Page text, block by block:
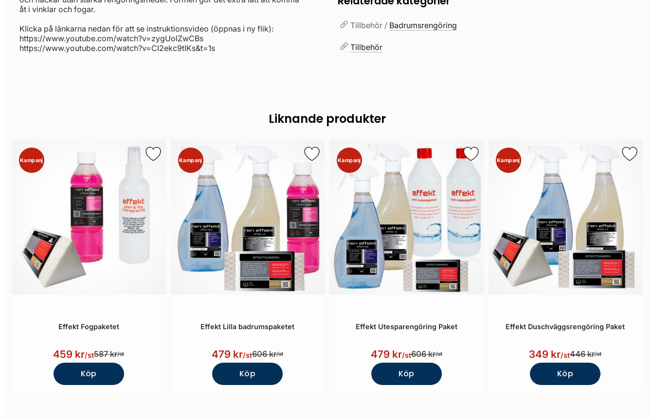
åt i vinklar och fogar.
Klicka på länkarna nedan för att se instruktionsvideo (öppnas i ny flik):
https://www.youtube.com/watch?v=zygUolZwCBs
https://www.youtube.com/watch?v=CI2ekc9tIKs&t=1s
Tillbehör / Badrumsrengöring
Tillbehör
Liknande produkter
Kampanj
Effekt Fogpaketet
459 kr/st587 kr/st
Köp
Kampanj
Effekt Lilla badrumspaketet
479 kr/st606 kr/st
Köp
Kampanj
Effekt Utesparengöring Paket
479 kr/st606 kr/st
Köp
Kampanj
Effekt Duschväggsrengöring Paket
349 kr/st446 kr/st
Köp